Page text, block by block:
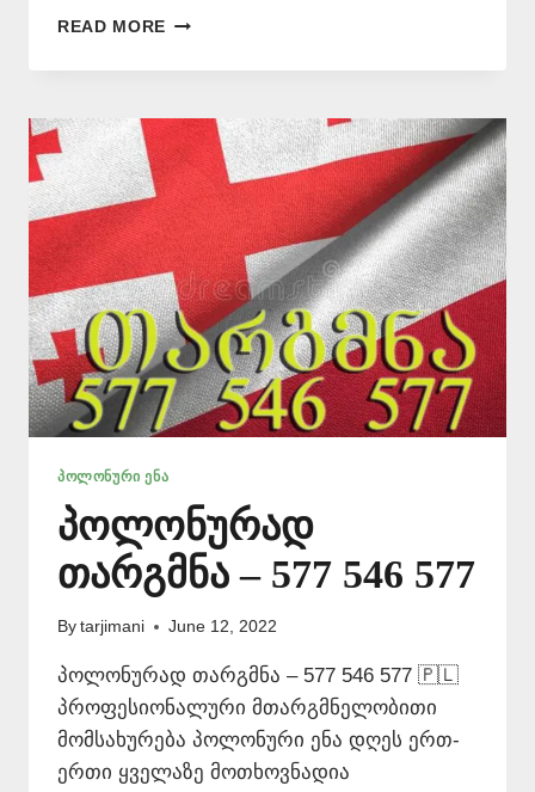
READ MORE ᲞᲝᲚᲝᲜᲣᲠᲘ
ᲜᲝᲢᲐᲠᲘᲣᲚᲘ
–
577546577
ᲞᲝᲚᲝᲜᲣᲠᲘ ᲔᲜᲐ
პოლონურად
თარგმნა – 577 546 577
By tarjimani June 12, 2022
პოლონურად თარგმნა – 577 546 577 🇵🇱
პროფესიონალური მთარგმნელობითი
მომსახურება პოლონური ენა დღეს ერთ-
ერთი ყველაზე მოთხოვნადია